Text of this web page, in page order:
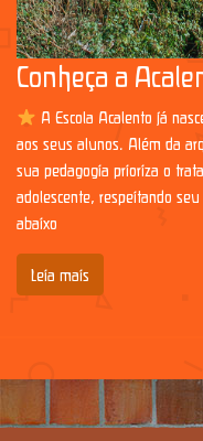
Conheça a
A Escola Acalento já
aos seus alunos. Além da
sua pedagogia prioriza o
adolescente, respeitando
abaixo
Leia mais